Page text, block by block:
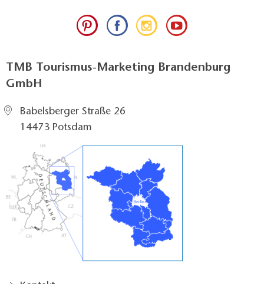
TMB Tourismus-Marketing Brandenburg
GmbH
Babelsberger Straße 26
14473 Potsdam